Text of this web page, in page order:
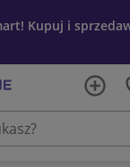
Kupuj i